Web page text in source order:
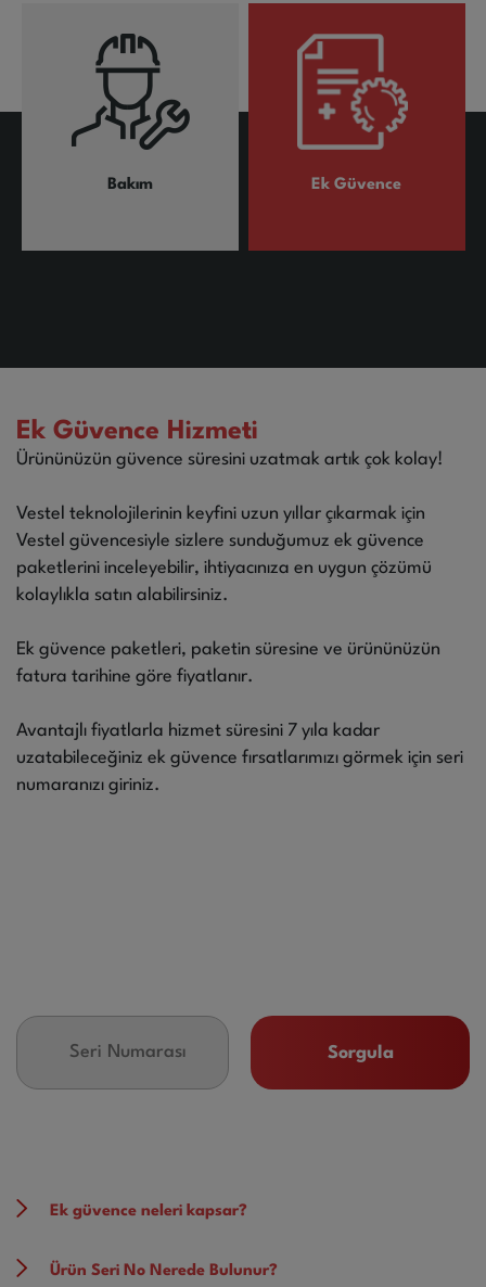
Bakım Ek Güvence
Ek Güvence Hizmeti
Ürününüzün güvence süresini uzatmak artık çok kolay!
Vestel teknolojilerinin keyfini uzun yıllar çıkarmak için
Vestel güvencesiyle sizlere sunduğumuz ek güvence
paketlerini inceleyebilir, ihtiyacınıza en uygun çözümü
kolaylıkla satın alabilirsiniz.
Ek güvence paketleri, paketin süresine ve ürününüzün
fatura tarihine göre fiyatlanır.
Avantajlı fiyatlarla hizmet süresini 7 yıla kadar
uzatabileceğiniz ek güvence fırsatlarımızı görmek için seri
numaranızı giriniz.
Sorgula
Ek güvence neleri kapsar?
Ürün Seri No Nerede Bulunur?